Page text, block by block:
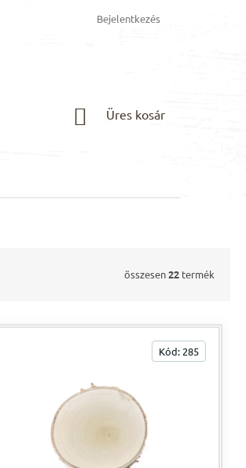
Bejelentkezés
KOSÁR
Üres kosár
összesen22 termék
Kód: 285